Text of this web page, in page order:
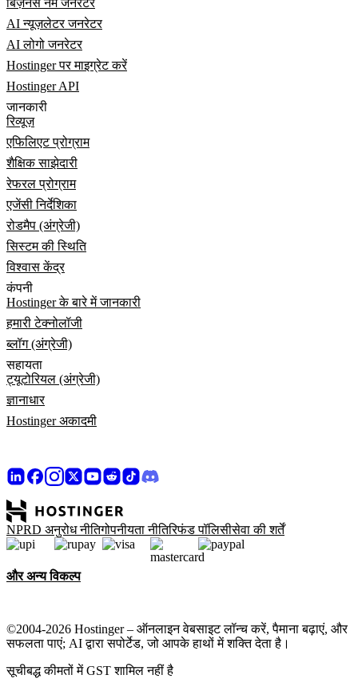
बिज़नेस नेम जनरेटर
AI न्यूज़लेटर जनरेटर
AI लोगो जनरेटर
Hostinger पर माइग्रेट करें
Hostinger API
जानकारी
रिव्यूज़
एफिलिएट प्रोग्राम
शैक्षिक साझेदारी
रेफरल प्रोग्राम
एजेंसी निर्देशिका
रोडमैप (अंग्रेजी)
सिस्टम की स्थिति
विश्वास केंद्र
कंपनी
Hostinger के बारे में जानकारी
हमारी टेक्नोलॉजी
ब्लॉग (अंग्रेजी)
सहायता
ट्यूटोरियल (अंग्रेजी)
ज्ञानाधार
Hostinger अकादमी
NPRD अनुरोध नीतिगोपनीयता नीतिरिफंड पॉलिसीसेवा की शर्तें
और अन्य विकल्प
©2004-2026 Hostinger – ऑनलाइन वेबसाइट लॉन्च करें, पैमाना बढ़ाएं, और
सफलता पाएं; AI द्वारा सपोर्टेड, जो आपके हाथों में शक्ति देता है।
सूचीबद्ध कीमतों में GST शामिल नहीं है